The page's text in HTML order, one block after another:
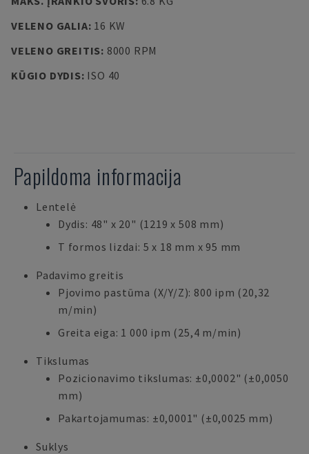
VELENO GALIA: 16 KW
VELENO GREITIS: 8000 RPM
KŪGIO DYDIS: ISO 40
Papildoma informacija
Lentelė
Dydis: 48" x 20" (1219 x 508 mm)
T formos lizdai: 5 x 18 mm x 95 mm
Padavimo greitis
Pjovimo pastūma (X/Y/Z): 800 ipm (20,32
m/min)
Greita eiga: 1 000 ipm (25,4 m/min)
Tikslumas
Pozicionavimo tikslumas: ±0,0002" (±0,0050
mm)
Pakartojamumas: ±0,0001" (±0,0025 mm)
Suklys